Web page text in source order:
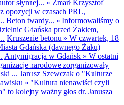
słynnej... » Zmarł Krzysztof
opozycji w czasach PRL,
Beton twardy... » Informowaliśmy o
Gdańska przed Żakiem,
Kruszenie betonu » W czwartek, 18
Gdańska (dawnego Żaku)
Antymigracja w Gdańsk » W ostatni
narodowe zorganizowały
... Janusz Szewczak o "Kulturze
» "Kultura nienawiści czyli
to kolejny ważny głos dr. Janusza